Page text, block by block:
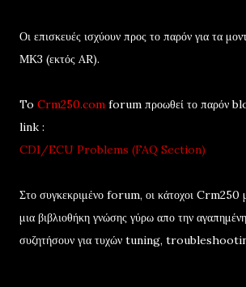
Οι επισκευές ισχύουν προς το παρόν για τα
ΜΚ3 (εκτός AR).
To Crm250.com forum προωθεί το παρόν
link :
CDI/ECU Problems (FAQ Section)
Στο συγκεκριμένο forum, οι κάτοχοι Crm250
μια βιβλιοθήκη γνώσης γύρω απο την
συζητήσουν για τυχών tuning,